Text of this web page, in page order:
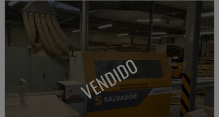
VENDIDO